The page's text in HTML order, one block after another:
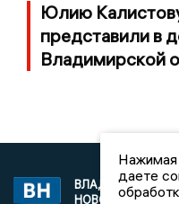
Юлию
представили в
Владимирской
ВЛАДИМИРСКИЕ
НОВОСТИ
Нажимая
даете